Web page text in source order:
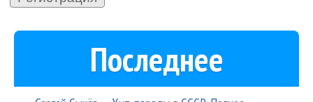
Последнее